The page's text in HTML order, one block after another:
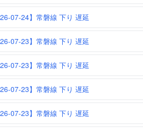
07-24】常磐線 下り 遅延
07-23】常磐線 下り 遅延
07-23】常磐線 下り 遅延
07-23】常磐線 下り 遅延
07-23】常磐線 下り 遅延